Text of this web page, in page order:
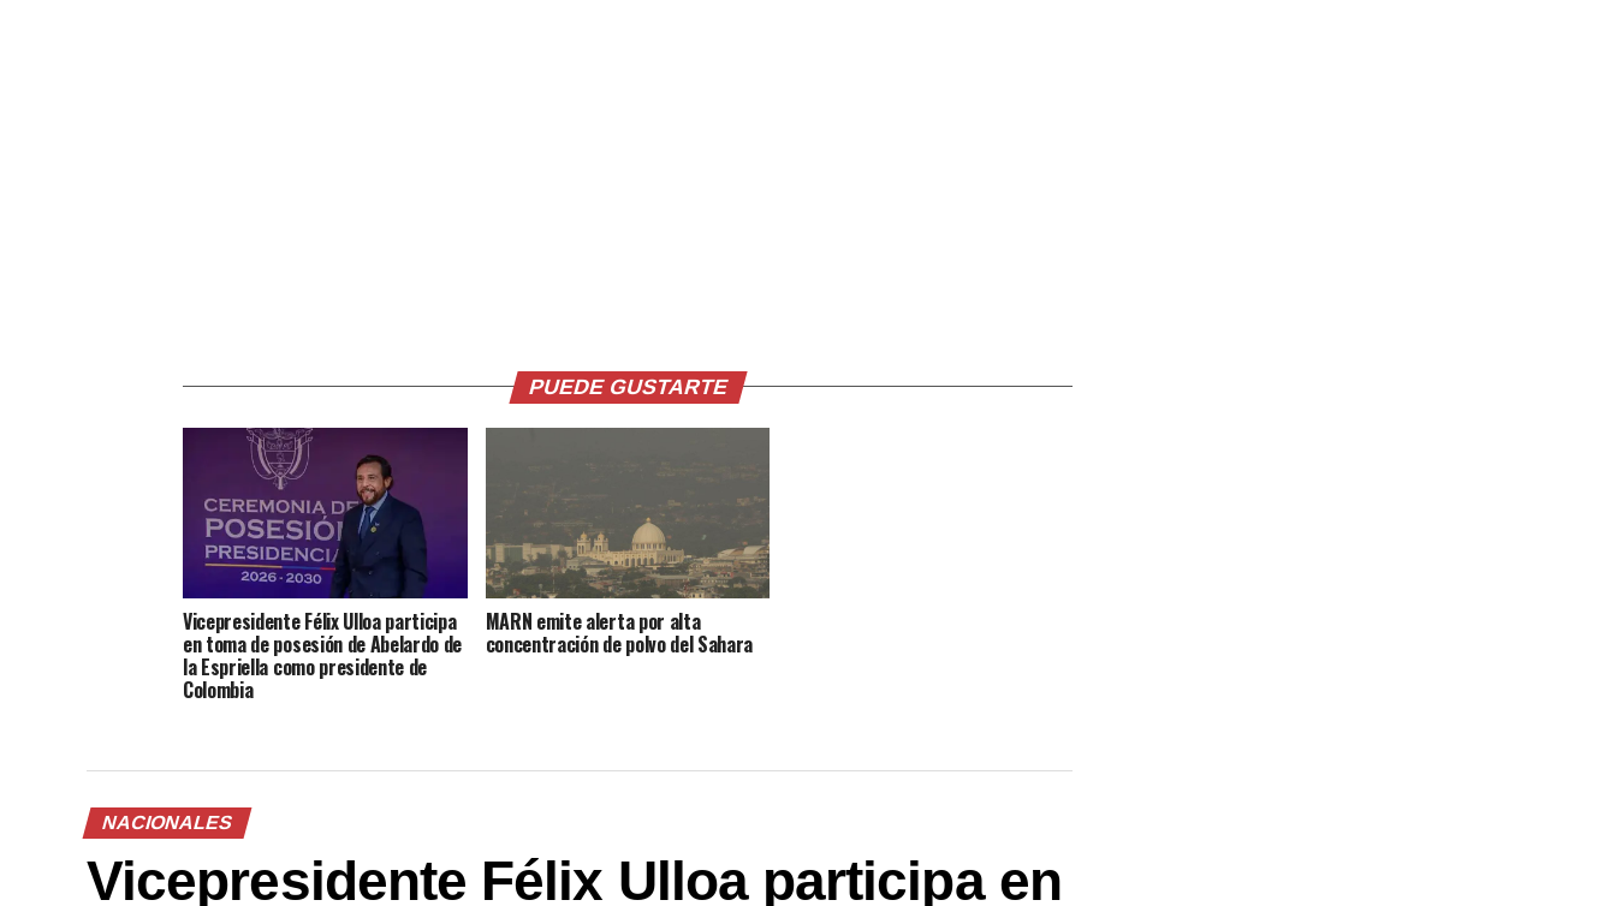
PUEDE GUSTARTE
Vicepresidente Félix Ulloa participa
en toma de posesión de Abelardo de
la Espriella como presidente de
Colombia
MARN emite alerta por alta
concentración de polvo del Sahara
NACIONALES
Vicepresidente Félix Ulloa participa en